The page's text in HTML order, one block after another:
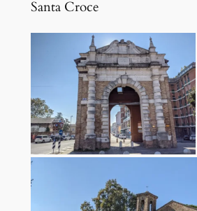
Santa Croce